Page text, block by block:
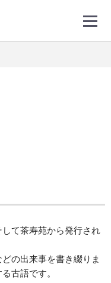
て茶寿苑から発行され
の出来事を書き綴りま
古語です。